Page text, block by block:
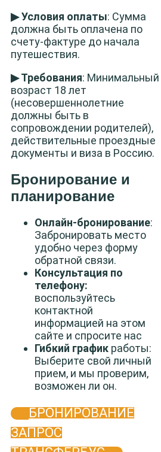
▶ Условия оплаты: Сумма
должна быть оплачена по
счету-фактуре до начала
путешествия.
▶ Требования: Минимальный
возраст 18 лет
(несовершеннолетние
должны быть в
сопровождении родителей),
действительные проездные
документы и виза в Россию.
Бронирование и
планирование
Онлайн-бронирование:
Забронировать место
удобно через форму
обратной связи.
Консультация по
телефону:
воспользуйтесь
контактной
информацией на этом
сайте и спросите нас
Гибкий график работы:
Выберите свой личный
прием, и мы проверим,
возможен ли он.
БРОНИРОВАНИЕ
ЗАПРОС